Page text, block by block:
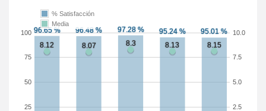
25
50
75
100
2.5
5.0
7.5
10.0
% Satisfacción
Media